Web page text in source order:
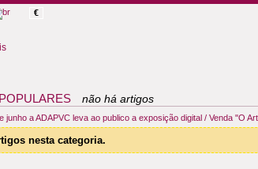
€
não há artigos
junho a ADAPVC leva ao publico a exposição digital / Venda "O
nesta categoria.